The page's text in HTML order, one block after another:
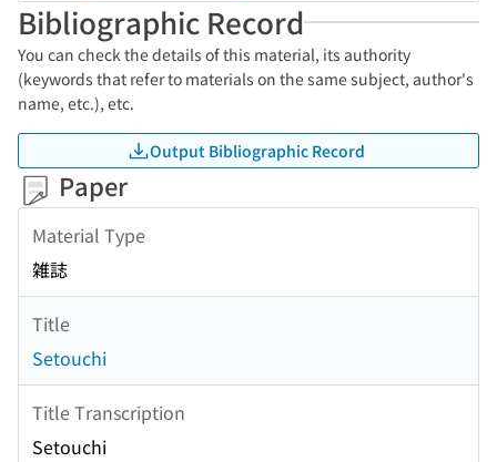
Bibliographic Record
You can check the details of this material, its authority
(keywords that refer to materials on the same subject, author's
name, etc.), etc.
Output Bibliographic Record
Paper
Material Type
雑誌
Title
Setouchi
Title Transcription
Setouchi